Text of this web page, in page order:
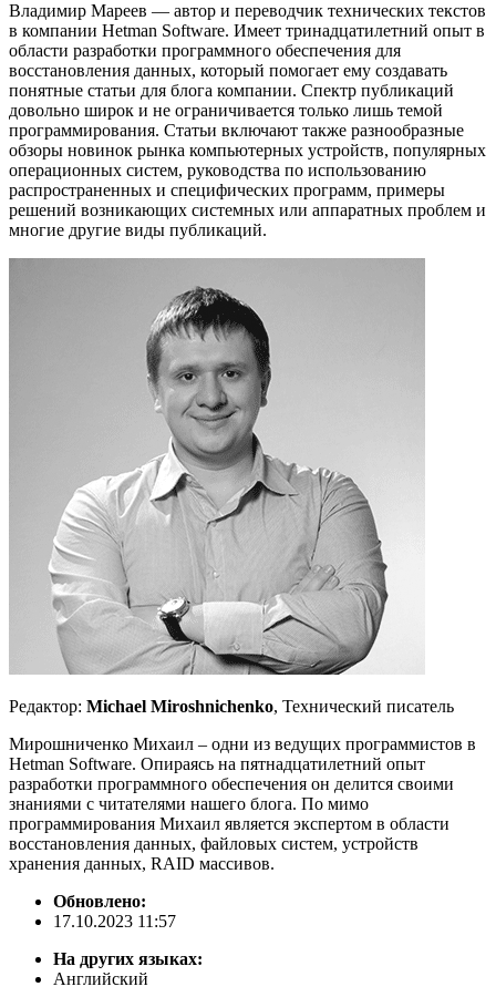
Владимир Мареев — автор и переводчик технических текстов
в компании Hetman Software. Имеет тринадцатилетний опыт в
области разработки программного обеспечения для
восстановления данных, который помогает ему создавать
понятные статьи для блога компании. Спектр публикаций
довольно широк и не ограничивается только лишь темой
программирования. Статьи включают также разнообразные
обзоры новинок рынка компьютерных устройств, популярных
операционных систем, руководства по использованию
распространенных и специфических программ, примеры
решений возникающих системных или аппаратных проблем и
многие другие виды публикаций.
Редактор: Michael Miroshnichenko, Технический писатель
Мирошниченко Михаил – одни из ведущих программистов в
Hetman Software. Опираясь на пятнадцатилетний опыт
разработки программного обеспечения он делится своими
знаниями с читателями нашего блога. По мимо
программирования Михаил является экспертом в области
восстановления данных, файловых систем, устройств
хранения данных, RAID массивов.
Обновлено:
17.10.2023 11:57
На других языках:
Английский